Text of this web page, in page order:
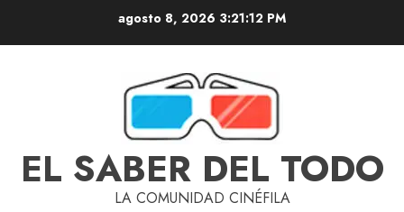
agosto 8, 2026 3:21:13 PM
EL SABER DEL TODO
LA COMUNIDAD CINÉFILA